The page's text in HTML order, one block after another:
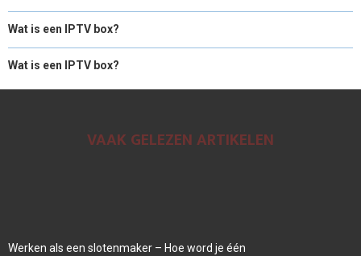
Wat is een IPTV box?
Wat is een IPTV box?
VAAK GELEZEN ARTIKELEN
Werken als een slotenmaker – Hoe word je één